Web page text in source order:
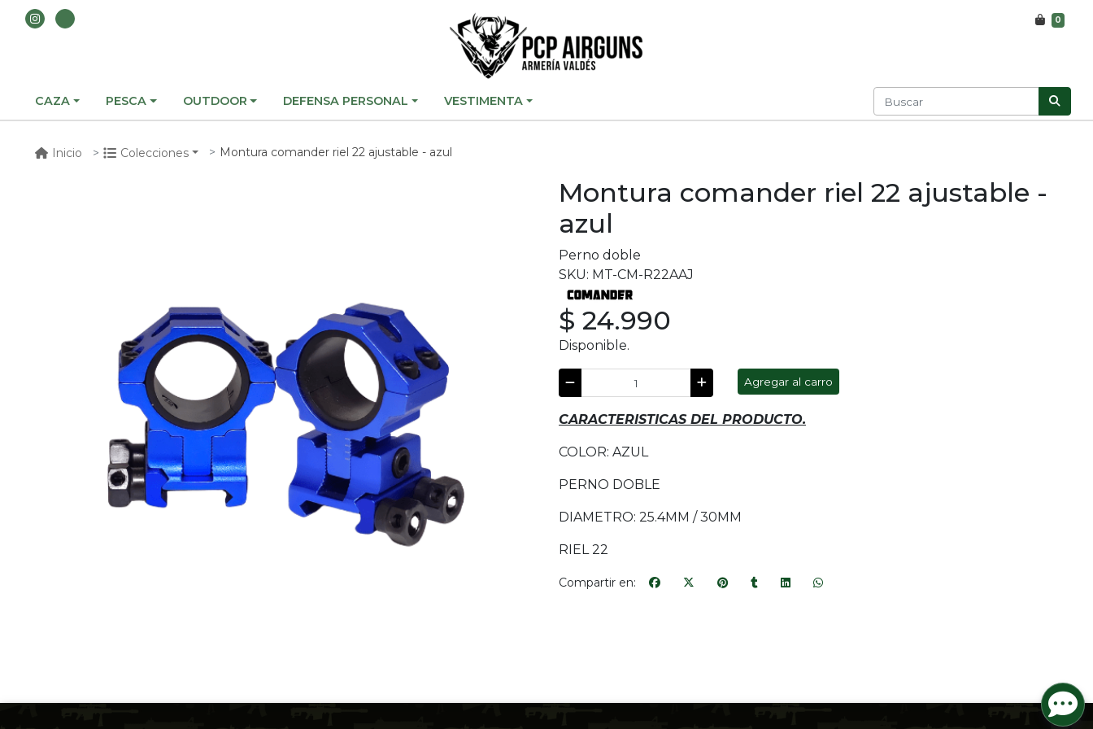
0
CAZA PESCA OUTDOOR DEFENSA PERSONAL VESTIMENTA
Inicio Colecciones Montura comander riel 22 ajustable - azul
Montura comander riel 22 ajustable -
azul
Perno doble
SKU: MT-CM-R22AAJ
$ 24.990
Disponible.
Agregar al carro
CARACTERISTICAS DEL PRODUCTO.
COLOR: AZUL
PERNO DOBLE
DIAMETRO: 25.4MM / 30MM
RIEL 22
Compartir en: